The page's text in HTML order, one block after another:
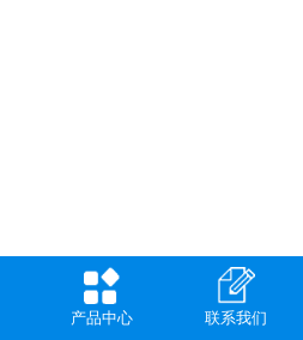
产品中心 联系我们